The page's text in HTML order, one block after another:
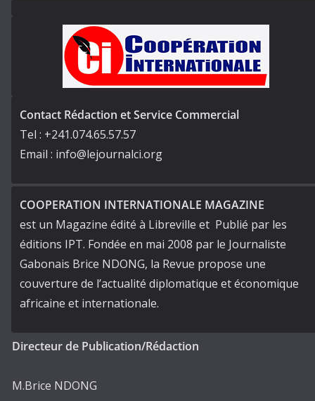
Contact Rédaction et Service Commercial
Tel : +241.074.65.57.57
Email : info@lejournalci.org
COOPERATION INTERNATIONALE MAGAZINE
est un Magazine édité à Libreville et Publié par les
éditions IPT. Fondée en mai 2008 par le Journaliste
Gabonais Brice NDONG, la Revue propose une
couverture de l’actualité diplomatique et économique
africaine et internationale.
Directeur de Publication/Rédaction
M.Brice NDONG